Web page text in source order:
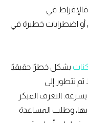
في
أو اضطرابات خطيرة في
يشكل خطرًا حقيقيًا
تتطور إلى
التعرف المبكر
بها، وطلب المساعدة